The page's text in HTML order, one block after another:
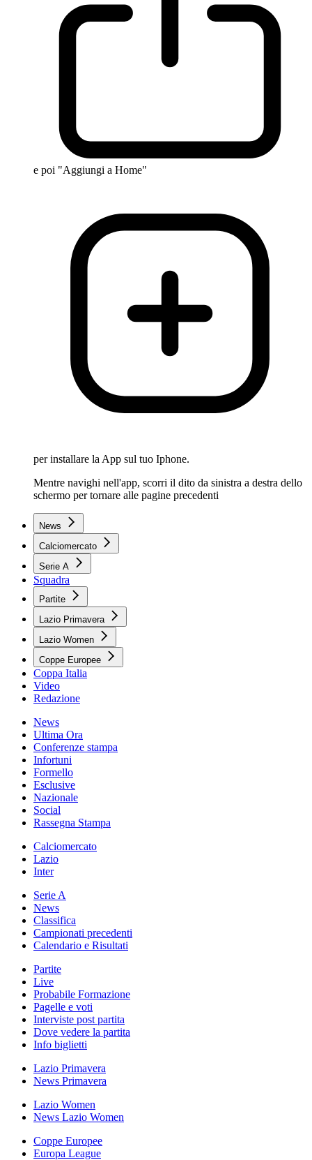
e poi "Aggiungi a Home"
per installare la App sul tuo Iphone.
Mentre navighi nell'app, scorri il dito da sinistra a destra dello
schermo per tornare alle pagine precedenti
News
Calciomercato
Serie A
Squadra
Partite
Lazio Primavera
Lazio Women
Coppe Europee
Coppa Italia
Video
Redazione
News
Ultima Ora
Conferenze stampa
Infortuni
Formello
Esclusive
Nazionale
Social
Rassegna Stampa
Calciomercato
Lazio
Inter
Serie A
News
Classifica
Campionati precedenti
Calendario e Risultati
Partite
Live
Probabile Formazione
Pagelle e voti
Interviste post partita
Dove vedere la partita
Info biglietti
Lazio Primavera
News Primavera
Lazio Women
News Lazio Women
Coppe Europee
Europa League